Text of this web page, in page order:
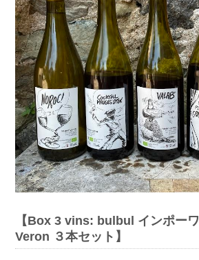
【Box 3 vins: bulbul インポー
Veron ３本セット】